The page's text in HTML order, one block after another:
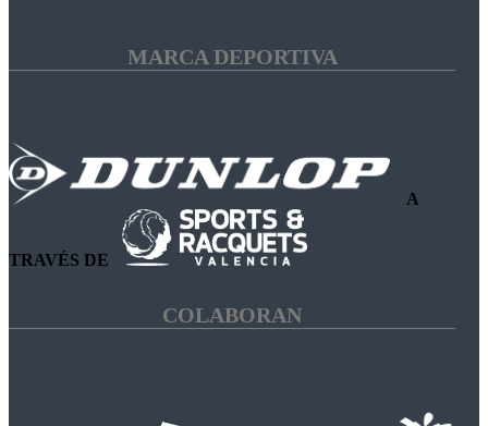
MARCA DEPORTIVA
A
TRAVÉS DE
COLABORAN